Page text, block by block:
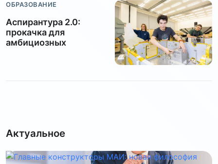
ОБРАЗОВАНИЕ
Аспирантура 2.0:
прокачка для
амбициозных
Актуальное